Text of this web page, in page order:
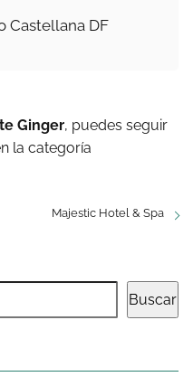
Castellana DF
Ginger, puedes seguir
la categoría
Majestic Hotel & Spa
Buscar